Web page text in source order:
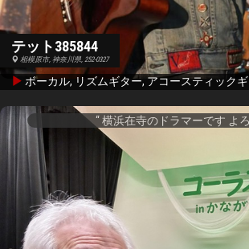
テット385844
相模原市, 神奈川県, 252-0327
ボーカル, リズムギター, アコースティックギター, ベース,
横浜在寺のドラマーです よろ